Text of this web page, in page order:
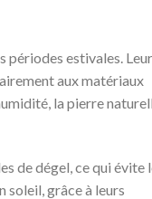
périodes estivales. Leur
aux matériaux
la pierre
de dégel, ce qui évite
soleil, grâce à leurs